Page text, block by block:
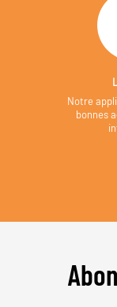
Notre
bonnes